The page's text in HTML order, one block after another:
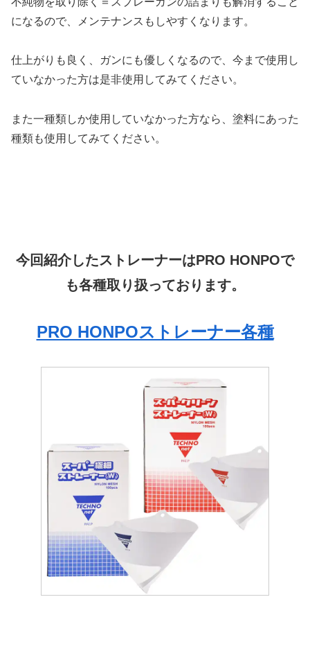
になるので、メンテナンスもしやすくなります。
仕上がりも良く、ガンにも優しくなるので、今まで使用し
ていなかった方は是非使用してみてください。
また一種類しか使用していなかった方なら、塗料にあった
種類も使用してみてください。
今回紹介したストレーナーはPRO HONPOで
も各種取り扱っております。
PRO HONPOストレーナー各種